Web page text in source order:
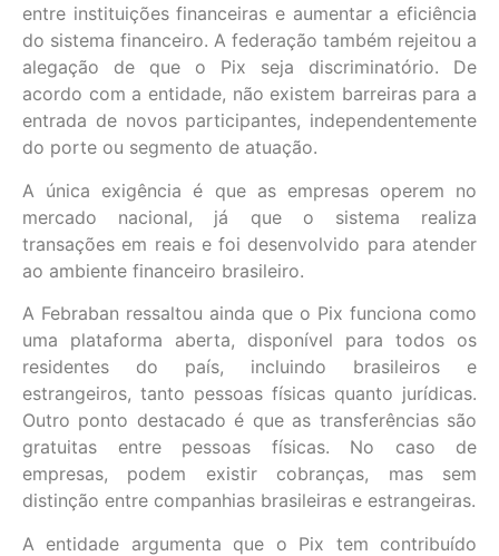
entre instituições financeiras e aumentar a eficiência
do sistema financeiro. A federação também rejeitou a
alegação de que o Pix seja discriminatório. De
acordo com a entidade, não existem barreiras para a
entrada de novos participantes, independentemente
do porte ou segmento de atuação.
A única exigência é que as empresas operem no
mercado nacional, já que o sistema realiza
transações em reais e foi desenvolvido para atender
ao ambiente financeiro brasileiro.
A Febraban ressaltou ainda que o Pix funciona como
uma plataforma aberta, disponível para todos os
residentes do país, incluindo brasileiros e
estrangeiros, tanto pessoas físicas quanto jurídicas.
Outro ponto destacado é que as transferências são
gratuitas entre pessoas físicas. No caso de
empresas, podem existir cobranças, mas sem
distinção entre companhias brasileiras e estrangeiras.
A entidade argumenta que o Pix tem contribuído